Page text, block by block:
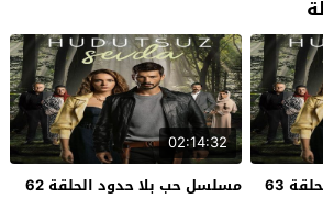
مسلسل حب بلا حدود الحلقة 63
02:14:32
مسلسل حب بلا حدود الحلقة 62